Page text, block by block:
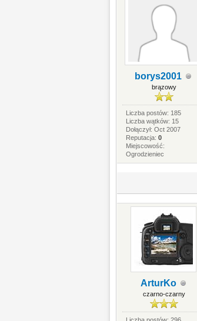
borys2001
brązowy
Liczba postów: 185
Liczba wątków: 15
Dołączył: Oct 2007
Reputacja:0
Miejscowość:
Ogrodzieniec
ArturKo
czarno-czarny